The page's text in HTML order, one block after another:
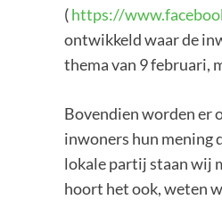
(https://
ontwikkeld waar de
thema van 9 februari,
Bovendien worden er
inwoners hun mening
lokale partij staan wij
hoort het ook, weten